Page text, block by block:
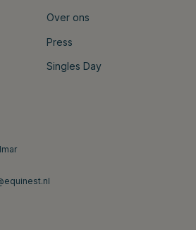
Over ons
Press
Singles Day